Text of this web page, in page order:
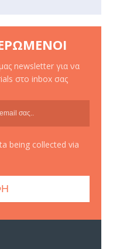
newsletter για να
στο inbox σας
being collected via